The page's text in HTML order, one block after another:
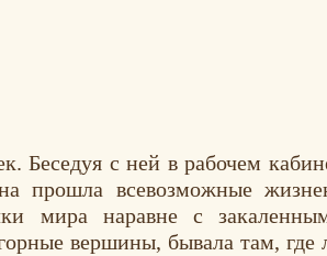
Беседуя с ней в рабочем
прошла всевозможные
мира наравне с
вершины, бывала там, где